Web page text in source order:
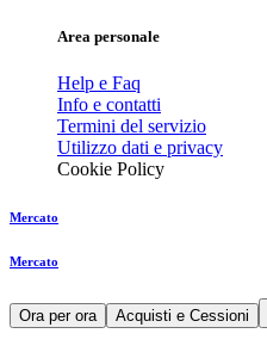
Area personale
Help e Faq
Info e contatti
Termini del servizio
Utilizzo dati e privacy
Cookie Policy
Mercato
Mercato
Ora per ora Acquisti e Cessioni